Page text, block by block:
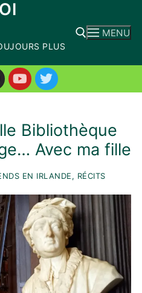
PLUS
MENU
Bibliothèque
Avec ma fille
EN IRLANDE, RÉCITS